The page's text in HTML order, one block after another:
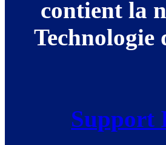
contient la
Support